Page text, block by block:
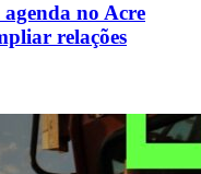
no Acre
relações